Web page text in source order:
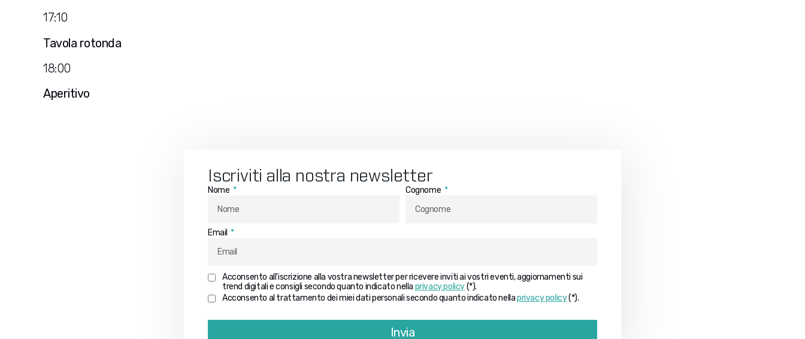
17:10
Tavola rotonda
18:00
Aperitivo
Iscriviti alla nostra newsletter
Nome Cognome
Email
Acconsento all'iscrizione alla vostra newsletter per ricevere inviti ai vostri eventi, aggiornamenti sui
trend digitali e consigli secondo quanto indicato nella privacy policy(*).
Acconsento al trattamento dei miei dati personali secondo quanto indicato nellaprivacy policy(*).
Invia